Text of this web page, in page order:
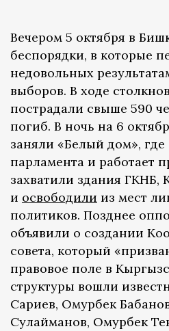
Вечером 5 октября в
беспорядки, в которые
недовольных
выборов. В ходе
пострадали свыше 590
погиб. В ночь на 6
заняли «Белый дом», где
парламента и работает
захватили здания ГКНБ,
и освободили из мест
политиков. Позднее
объявили о создании
совета, который
правовое поле в
структуры вошли
Сариев, Омурбек
Сулайманов, Омурбек